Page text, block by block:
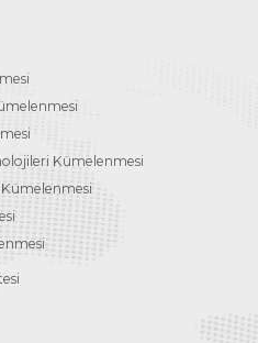
Kümelenmesi
Kümelenmesi